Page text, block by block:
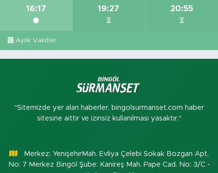
16:17 19:27 20:55
Aylık Vakitler
"Sitemizde yer alan haberler, bingolsurmanset.com haber
sitesine aittir ve izinsiz kullanılması yasaktır."
Merkez: YenişehirMah. Evliya Çelebi Sokak Bozgan Apt.
No: 7 Merkez Bingöl Şube: Kanireş Mah. Pape Cad. No: 3/C -